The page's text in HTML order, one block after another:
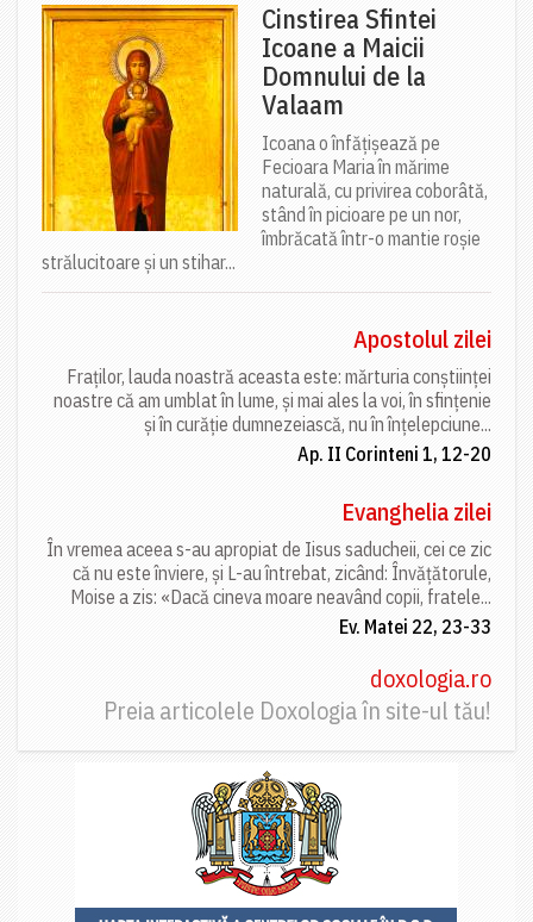
Cinstirea Sfintei
Icoane a Maicii
Domnului de la
Valaam
Icoana o înfățișează pe
Fecioara Maria în mărime
naturală, cu privirea coborâtă,
stând în picioare pe un nor,
îmbrăcată într-o mantie roșie
strălucitoare și un stihar...
Apostolul zilei
Fraților, lauda noastră aceasta este: mărturia conștiinței
noastre că am umblat în lume, și mai ales la voi, în sfințenie
și în curăție dumnezeiască, nu în înțelepciune...
Ap. II Corinteni 1, 12-20
Evanghelia zilei
În vremea aceea s-au apropiat de Iisus saducheii, cei ce zic
că nu este înviere, și L-au întrebat, zicând: Învățătorule,
Moise a zis: «Dacă cineva moare neavând copii, fratele...
Ev. Matei 22, 23-33
doxologia.ro
Preia articolele Doxologia în site-ul tău!